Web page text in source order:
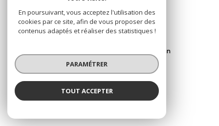
Traduction powered by Google
Nos honoraires
Plan du site
Admin
Politique RGPD
En poursuivant, vous acceptez l'utilisation des
cookies par ce site, afin de vous proposer des
contenus adaptés et réaliser des statistiques !
PARAMÉTRER
TOUT ACCEPTER